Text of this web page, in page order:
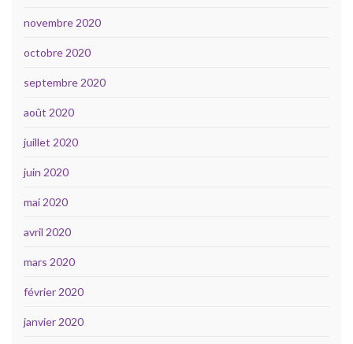
novembre 2020
octobre 2020
septembre 2020
août 2020
juillet 2020
juin 2020
mai 2020
avril 2020
mars 2020
février 2020
janvier 2020